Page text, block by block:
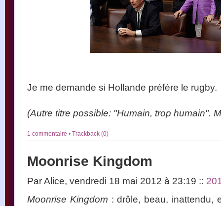
Je me demande si Hollande préfère le rugby.
(Autre titre possible: "Humain, trop humain".
1 commentaire • Trackback (0)
Moonrise Kingdom
Par Alice, vendredi 18 mai 2012 à 23:19 ::
Moonrise Kingdom : drôle, beau, inattendu,